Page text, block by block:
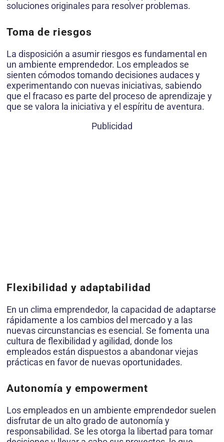
soluciones originales para resolver problemas.
Toma de riesgos
La disposición a asumir riesgos es fundamental en
un ambiente emprendedor. Los empleados se
sienten cómodos tomando decisiones audaces y
experimentando con nuevas iniciativas, sabiendo
que el fracaso es parte del proceso de aprendizaje y
que se valora la iniciativa y el espíritu de aventura.
Publicidad
Flexibilidad y adaptabilidad
En un clima emprendedor, la capacidad de adaptarse
rápidamente a los cambios del mercado y a las
nuevas circunstancias es esencial. Se fomenta una
cultura de flexibilidad y agilidad, donde los
empleados están dispuestos a abandonar viejas
prácticas en favor de nuevas oportunidades.
Autonomía y empowerment
Los empleados en un ambiente emprendedor suelen
disfrutar de un alto grado de autonomía y
responsabilidad. Se les otorga la libertad para tomar